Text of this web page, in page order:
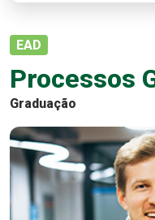
EAD
Processos
Graduação